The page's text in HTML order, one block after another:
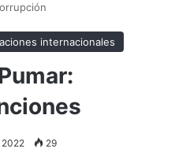
internacionales
2022 29